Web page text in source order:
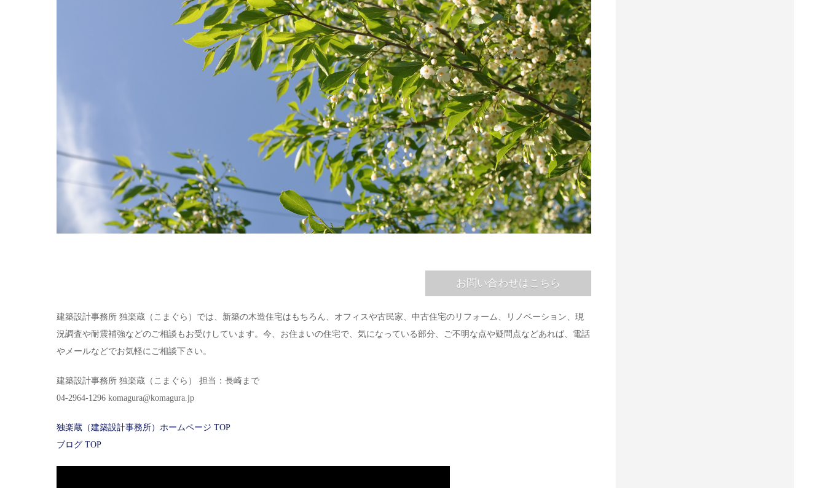
お問い合わせはこちら
建築設計事務所 独楽蔵（こまぐら）では、新築の木造住宅はもちろん、オフィスや古民家、中古住宅のリフォーム、リノベーション、現
況調査や耐震補強などのご相談もお受けしています。今、お住まいの住宅で、気になっている部分、ご不明な点や疑問点などあれば、電話
やメールなどでお気軽にご相談下さい。
建築設計事務所 独楽蔵（こまぐら） 担当：長崎まで
04-2964-1296 komagura@komagura.jp
独楽蔵（建築設計事務所）ホームページ TOP
ブログ TOP